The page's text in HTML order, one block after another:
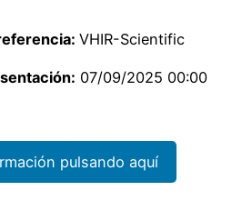
VHIR-Scientific
07/09/2025 00:00
pulsando aquí